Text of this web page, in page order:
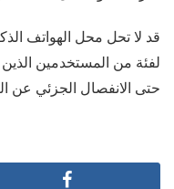
قد لا تحل محل الهواتف
لفئة من المستخدمين الذين
حتى الانفصال الجزئي عن